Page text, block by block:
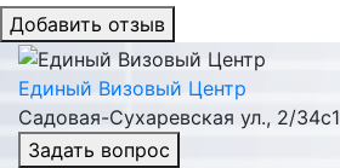
Добавить отзыв
Единый Визовый Центр
Садовая-Сухаревская ул., 2/34с1
Задать вопрос